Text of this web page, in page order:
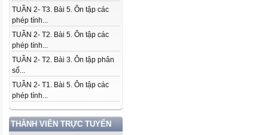
TUẦN 2- T3. Bài 5. Ôn tập các
phép tính...
TUẦN 2- T2. Bài 5. Ôn tập các
phép tính...
TUẦN 2- T2. Bài 3. Ôn tập phân
số...
TUẦN 2- T1. Bài 5. Ôn tập các
phép tính...
THÀNH VIÊN TRỰC TUYẾN